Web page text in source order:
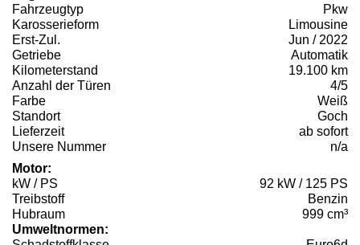
Fahrzeugtyp
Pkw
Karosserieform
Limousine
Erst-Zul.
Jun / 2022
Getriebe
Automatik
Kilometerstand
19.100 km
Anzahl der Türen
4/5
Farbe
Weiß
Standort
Goch
Lieferzeit
ab sofort
Unsere Nummer
n/a
Motor:
kW / PS
92 kW / 125 PS
Treibstoff
Benzin
Hubraum
999 cm³
Umweltnormen: